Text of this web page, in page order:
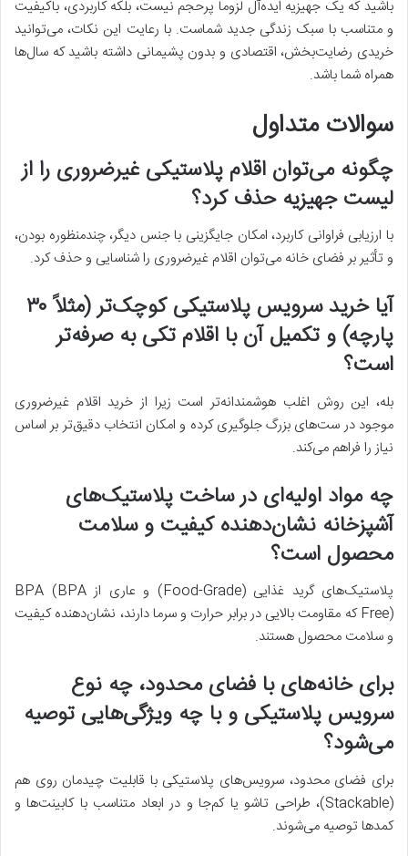
باشید که یک جهیزیه ایده‌آل لزوماً پرحجم نیست، بلکه کاربردی، باکیفیت
و متناسب با سبک زندگی جدید شماست. با رعایت این نکات، می‌توانید
خریدی رضایت‌بخش، اقتصادی و بدون پشیمانی داشته باشید که سال‌ها
همراه شما باشد.
سوالات متداول
چگونه می‌توان اقلام پلاستیکی غیرضروری را از
لیست جهیزیه حذف کرد؟
با ارزیابی فراوانی کاربرد، امکان جایگزینی با جنس دیگر، چندمنظوره بودن،
و تأثیر بر فضای خانه می‌توان اقلام غیرضروری را شناسایی و حذف کرد.
آیا خرید سرویس پلاستیکی کوچک‌تر (مثلاً ۳۰
پارچه) و تکمیل آن با اقلام تکی به صرفه‌تر
است؟
بله، این روش اغلب هوشمندانه‌تر است زیرا از خرید اقلام غیرضروری
موجود در ست‌های بزرگ جلوگیری کرده و امکان انتخاب دقیق‌تر بر اساس
نیاز را فراهم می‌کند.
چه مواد اولیه‌ای در ساخت پلاستیک‌های
آشپزخانه نشان‌دهنده کیفیت و سلامت
محصول است؟
پلاستیک‌های گرید غذایی (Food-Grade) و عاری از BPA (BPA
Free) که مقاومت بالایی در برابر حرارت و سرما دارند، نشان‌دهنده کیفیت
و سلامت محصول هستند.
برای خانه‌های با فضای محدود، چه نوع
سرویس پلاستیکی و با چه ویژگی‌هایی توصیه
می‌شود؟
برای فضای محدود، سرویس‌های پلاستیکی با قابلیت چیدمان روی هم
(Stackable)، طراحی تاشو یا کم‌جا و در ابعاد متناسب با کابینت‌ها و
کمدها توصیه می‌شوند.